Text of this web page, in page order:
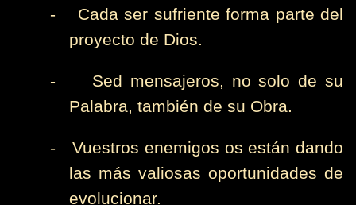
-
Cada ser sufriente forma parte del
proyecto de Dios.
-
Sed mensajeros, no solo de su
Palabra, también de su Obra.
-
Vuestros enemigos os están dando
las más valiosas oportunidades de
evolucionar.